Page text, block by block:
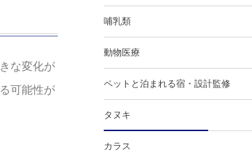
な変化が
可能性が
哺乳類
動物医療
ペットと泊まれる宿・設計監修
タヌキ
カラス